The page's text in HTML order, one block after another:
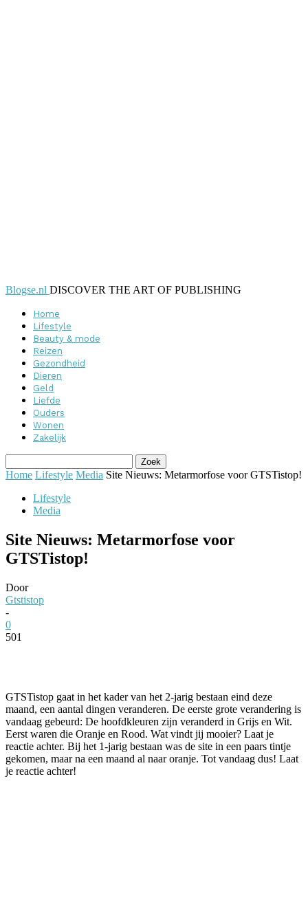
Blogse.nl DISCOVER THE ART OF PUBLISHING
Home
Lifestyle
Beauty & mode
Reizen
Gezondheid
Dieren
Geld
Liefde
Ouders
Wonen
Zakelijk
Home Lifestyle Media Site Nieuws: Metarmorfose voor GTSTistop!
Lifestyle
Media
Site Nieuws: Metarmorfose voor
GTSTistop!
Door
Gtstistop
-
0
501
GTSTistop gaat in het kader van het 2-jarig bestaan eind deze
maand, een aantal dingen veranderen. De eerste grote verandering is
vandaag gebeurd: De hoofdkleuren zijn veranderd in Grijs en Wit.
Eerst waren die Oranje en Rood. Wat vindt jij mooier? Laat je
reactie achter. Bij het 1-jarig bestaan was de site in een paars tintje
gekomen, maar na een maand al naar oranje. Tot vandaag dus! Laat
je reactie achter!